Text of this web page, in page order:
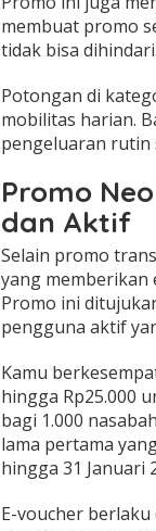
membuat promo
tidak bisa dihindari.
Potongan di
mobilitas harian.
pengeluaran rutin
Promo
dan Aktif
Selain promo
yang memberikan
Promo ini
pengguna aktif
Kamu
hingga Rp25.000
bagi 1.000
lama pertama
hingga 31 Januari
E-voucher